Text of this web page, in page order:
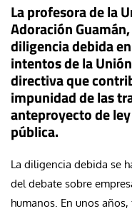
La profesora de la
Adoración
diligencia debida
intentos de la
directiva que
impunidad de las
anteproyecto de
pública.
La diligencia debida se
del debate sobre
humanos. En unos